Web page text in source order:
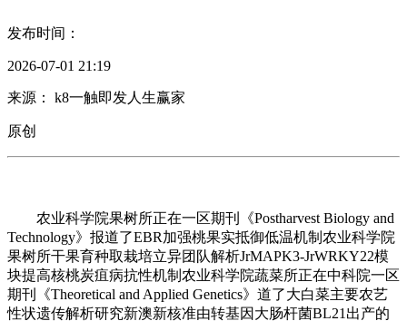
发布时间：
2026-07-01 21:19
来源： k8一触即发人生赢家
原创
农业科学院果树所正在一区期刊《Postharvest Biology and
Technology》报道了EBR加强桃果实抵御低温机制农业科学院
果树所干果育种取栽培立异团队解析JrMAPK3-JrWRKY22模
块提高核桃炭疽病抗性机制农业科学院蔬菜所正在中科院一区
期刊《Theoretical and Applied Genetics》道了大白菜主要农艺
性状遗传解析研究新澳新核准由转基因大肠杆菌BL21出产的